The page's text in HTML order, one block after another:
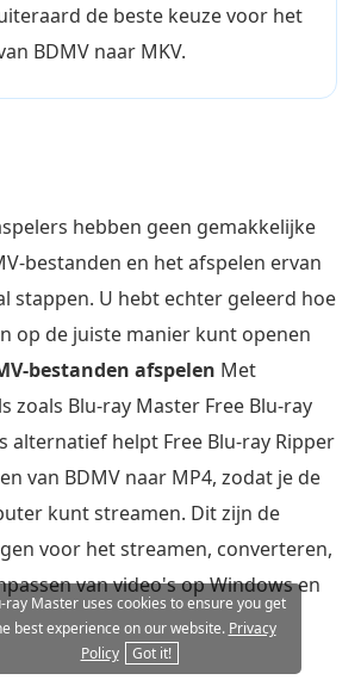
de beste keuze voor het
BDMV naar MKV.
hebben geen gemakkelijke
bestanden en het afspelen ervan
stappen. U hebt echter geleerd hoe
op de juiste manier kunt openen
bestanden afspelen Met
zoals Blu-ray Master Free Blu-ray
alternatief helpt Free Blu-ray Ripper
van BDMV naar MP4, zodat je de
kunt streamen. Dit zijn de
voor het streamen, converteren,
van video's op Windows en
ray Master uses cookies to ensure you get
best experience on our website. Privacy
Policy
Got it!